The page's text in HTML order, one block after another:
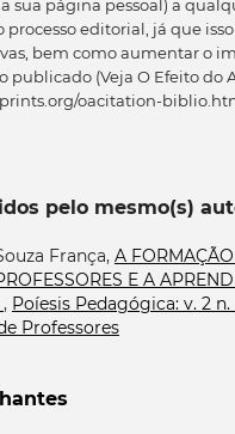
sua página pessoal) a
processo editorial, já que
bem como aumentar o
publicado (Veja O Efeito do
oacitation-
pelo mesmo(s)
França, A
E A
, Poíesis Pedagógica: v. 2 n.
Professores